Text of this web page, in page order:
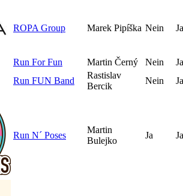
ROPA Group Marek Pipíška Nein Ja
Run For Fun Martin Černý Nein
Ja
Run FUN Band
Rastislav
Bercik
Nein Ja
Run N´ Poses
Martin
Bulejko
Ja Ja